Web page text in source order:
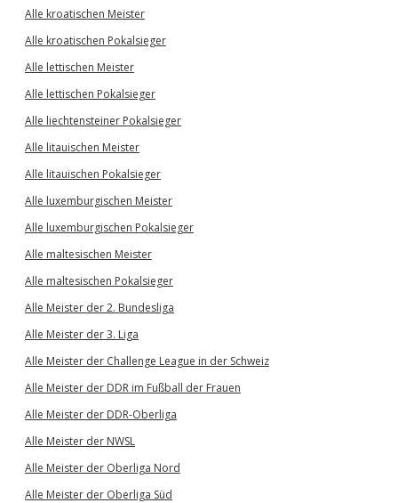
Alle kroatischen Meister
Alle kroatischen Pokalsieger
Alle lettischen Meister
Alle lettischen Pokalsieger
Alle liechtensteiner Pokalsieger
Alle litauischen Meister
Alle litauischen Pokalsieger
Alle luxemburgischen Meister
Alle luxemburgischen Pokalsieger
Alle maltesischen Meister
Alle maltesischen Pokalsieger
Alle Meister der 2. Bundesliga
Alle Meister der 3. Liga
Alle Meister der Challenge League in der Schweiz
Alle Meister der DDR im Fußball der Frauen
Alle Meister der DDR-Oberliga
Alle Meister der NWSL
Alle Meister der Oberliga Nord
Alle Meister der Oberliga Süd